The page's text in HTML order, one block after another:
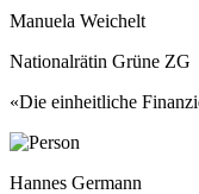
Manuela Weichelt
Nationalrätin Grüne ZG
«Die einheitliche
Hannes Germann